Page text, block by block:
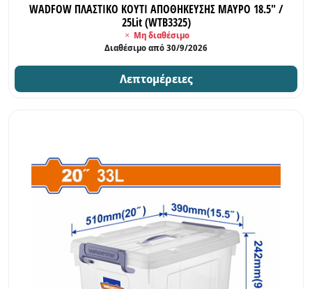
WADFOW ΠΛΑΣΤΙΚΟ ΚΟΥΤΙ ΑΠΟΘΗΚΕΥΣΗΣ ΜΑΥΡΟ 18.5" /
25Lit (WTB3325)
Μη διαθέσιμο
Διαθέσιμο από 30/9/2026
Λεπτομέρειες